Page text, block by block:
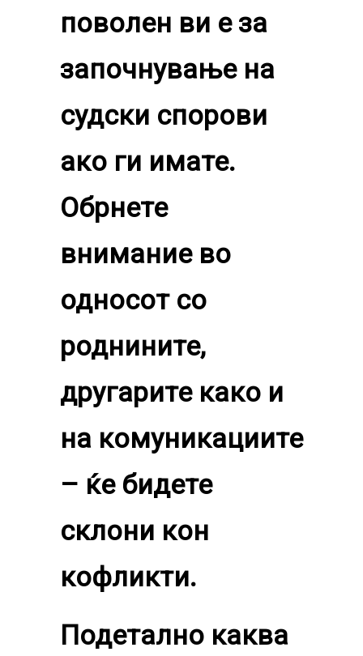
поволен ви е за
започнување на
судски спорови
ако ги имате.
Обрнете
внимание во
односот со
роднините,
другарите како и
на комуникациите
– ќе бидете
склони кон
кофликти.
Подетално каква